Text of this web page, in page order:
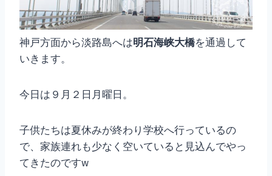
神戸方面から淡路島へは明石海峡大橋を通過して
いきます。
今日は９月２日月曜日。
子供たちは夏休みが終わり学校へ行っているの
で、家族連れも少なく空いていると見込んでやっ
てきたのですw